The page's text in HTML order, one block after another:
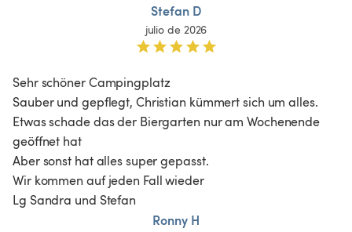
Stefan D
julio de 2026
Sehr schöner Campingplatz
Sauber und gepflegt, Christian kümmert sich um alles.
Etwas schade das der Biergarten nur am Wochenende
geöffnet hat
Aber sonst hat alles super gepasst.
Wir kommen auf jeden Fall wieder
Ronny H